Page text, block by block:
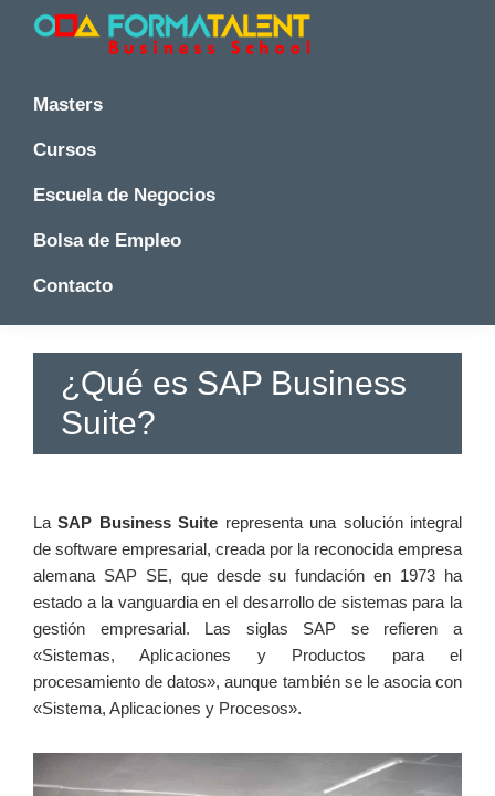
Saltar
Saltar
Saltar
principal
y
Master
en
Madrid
Formatalent
y
en
-
Formatalent
Masters
Cursos
Escuela de Negocios
Bolsa de Empleo
Contacto
¿Qué es SAP Business
Suite?
LaSAP Business Suite representa una solución integral
de software empresarial, creada por la reconocida empresa
alemana SAP SE, que desde su⁤ fundación en ​1973⁣ ha
estado a⁣ la vanguardia en el desarrollo de sistemas ‍para la
gestión empresarial. ​Las siglas SAP se refieren a
«Sistemas, Aplicaciones ⁣y Productos para el
procesamiento de datos», aunque también se le asocia con
«Sistema, Aplicaciones y⁤ Procesos».